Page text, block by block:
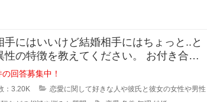
手にはいいけど結婚相手にはちょっと..と
の特徴を教えてください。 お付き合い
いる間に相手のいい
回答募集中！
：3.20K
恋愛に関して好きな人や彼氏と彼女の女性や男性